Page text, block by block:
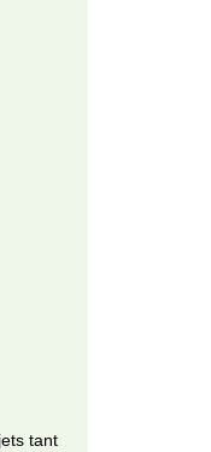
tant